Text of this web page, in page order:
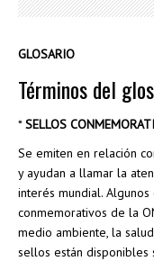
GLOSARIO
Términos del
*SELLOS
Se emiten en relación
y ayudan a llamar la
interés mundial.
conmemorativos de la
medio ambiente, la
sellos están